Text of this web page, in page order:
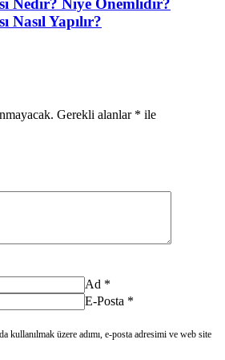
Nedir? Niye Önemlidir?
Nasıl Yapılır?
Gerekli alanlar * ile
Ad *
E-Posta *
kullanılmak üzere adımı, e-posta adresimi ve web site